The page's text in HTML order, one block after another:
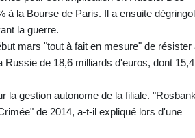
à la Bourse de Paris. Il a ensuite
la guerre.
mars "tout à fait en mesure" de résister
de 18,6 milliards d'euros, dont 15,4
la gestion autonome de la filiale.
de 2014, a-t-il expliqué lors d'une